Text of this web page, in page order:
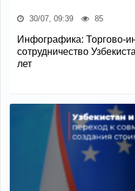
30/07, 09:39 85
Инфографика: Торгово-
сотрудничество
лет